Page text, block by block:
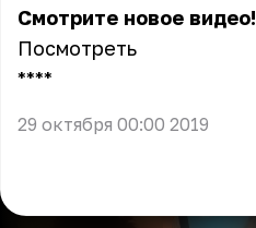
Смотрите новое видео!
Посмотреть
** **
29 октября 00:00 2019